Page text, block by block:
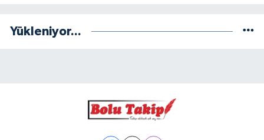
Yükleniyor...